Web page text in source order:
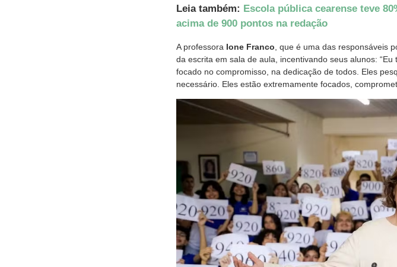
Leia também: Escola pública cearense teve
acima de 900 pontos na redação
A professora Ione Franco , que é uma das responsáveis
da escrita em sala de aula, incentivando seus alunos:
focado no compromisso, na dedicação de todos. Eles
necessário. Eles estão extremamente focados,